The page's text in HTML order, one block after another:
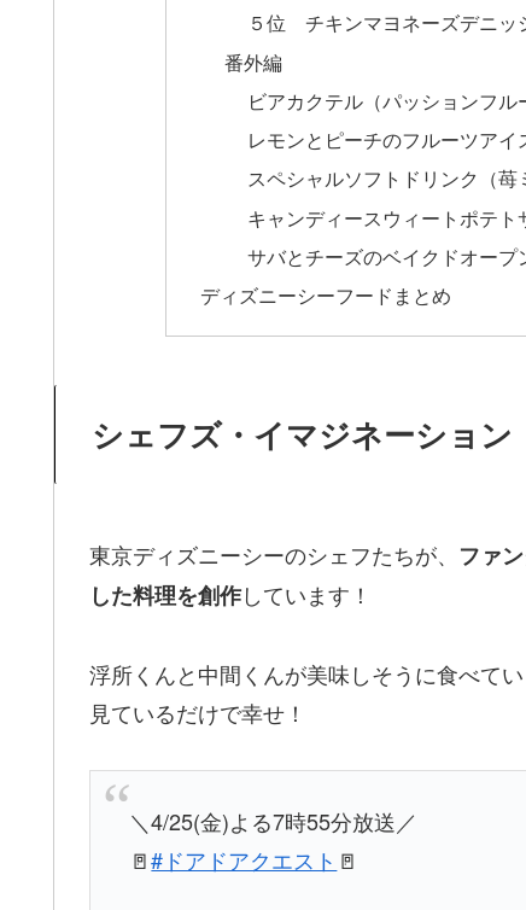
５位 チキンマヨネーズデニッ
番外編
ビアカクテル（パッションフル
レモンとピーチのフルーツアイ
スペシャルソフトドリンク（苺
キャンディースウィートポテト
サバとチーズのベイクドオープ
ディズニーシーフードまとめ
シェフズ・イマジネーション
東京ディズニーシーのシェフたちが、 ファ
した料理を創作しています！
浮所くんと中間くんが美味しそうに食べて
見ているだけで幸せ！
＼4/25(金)よる7時55分放送／
🚪#ドアドアクエスト 🚪